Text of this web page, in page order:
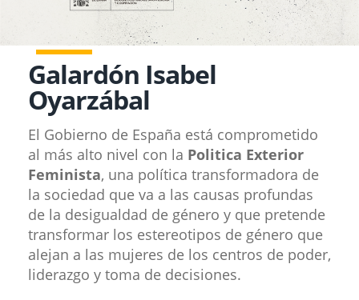
Galardón Isabel
Oyarzábal
El Gobierno de España está comprometido
al más alto nivel con la Politica Exterior
Feminista, una política transformadora de
la sociedad que va a las causas profundas
de la desigualdad de género y que pretende
transformar los estereotipos de género que
alejan a las mujeres de los centros de poder,
liderazgo y toma de decisiones.